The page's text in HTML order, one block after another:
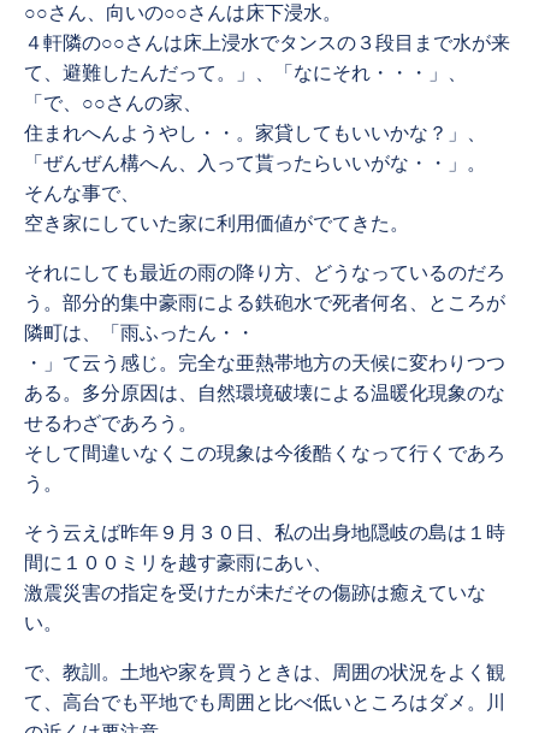
○○さん、向いの○○さんは床下浸水。
４軒隣の○○さんは床上浸水でタンスの３段目まで水が来
て、避難したんだって。」、「なにそれ・・・」、
「で、○○さんの家、
住まれへんようやし・・。家貸してもいいかな？」、
「ぜんぜん構へん、入って貰ったらいいがな・・」。
そんな事で、
空き家にしていた家に利用価値がでてきた。
それにしても最近の雨の降り方、どうなっているのだろ
う。部分的集中豪雨による鉄砲水で死者何名、ところが
隣町は、「雨ふったん・・
・」て云う感じ。完全な亜熱帯地方の天候に変わりつつ
ある。多分原因は、自然環境破壊による温暖化現象のな
せるわざであろう。
そして間違いなくこの現象は今後酷くなって行くであろ
う。
そう云えば昨年９月３０日、私の出身地隠岐の島は１時
間に１００ミリを越す豪雨にあい、
激震災害の指定を受けたが未だその傷跡は癒えていな
い。
で、教訓。土地や家を買うときは、周囲の状況をよく観
て、高台でも平地でも周囲と比べ低いところはダメ。川